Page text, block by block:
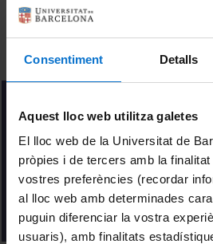
Consentiment Detalls
Aquest lloc web utilitza galetes
El lloc web de la Universitat de
pròpies i de tercers amb la
vostres preferències (recordar
al lloc web amb determinades
puguin diferenciar la vostra
usuaris), amb finalitats
Sort